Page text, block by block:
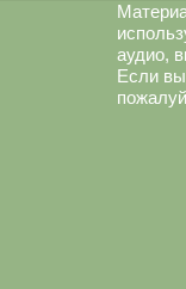
аудио,
Если вы